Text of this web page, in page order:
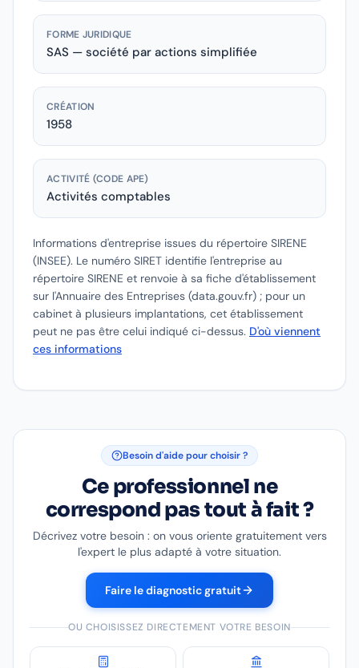
FORME JURIDIQUE
SAS — société par actions simplifiée
CRÉATION
1958
ACTIVITÉ (CODE APE)
Activités comptables
Informations d'entreprise issues du répertoire SIRENE
(INSEE). Le numéro SIRET identifie l'entreprise au
répertoire SIRENE et renvoie à sa fiche d'établissement
sur l'Annuaire des Entreprises (data.gouv.fr) ; pour un
cabinet à plusieurs implantations, cet établissement
peut ne pas être celui indiqué ci-dessus. D'où viennent
ces informations
Besoin d'aide pour choisir ?
Ce professionnel ne
correspond pas tout à fait ?
Décrivez votre besoin : on vous oriente gratuitement vers
l'expert le plus adapté à votre situation.
Faire le diagnostic gratuit
OU CHOISISSEZ DIRECTEMENT VOTRE BESOIN